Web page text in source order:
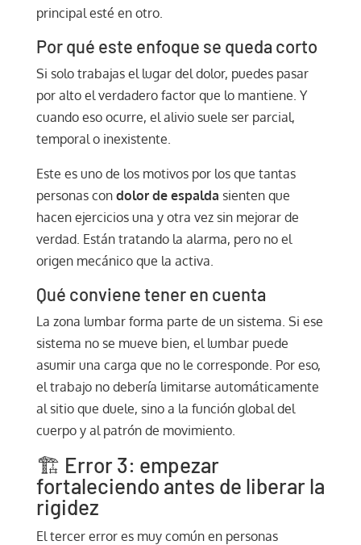
principal esté en otro.
Por qué este enfoque se queda corto
Si solo trabajas el lugar del dolor, puedes pasar
por alto el verdadero factor que lo mantiene. Y
cuando eso ocurre, el alivio suele ser parcial,
temporal o inexistente.
Este es uno de los motivos por los que tantas
personas con dolor de espalda sienten que
hacen ejercicios una y otra vez sin mejorar de
verdad. Están tratando la alarma, pero no el
origen mecánico que la activa.
Qué conviene tener en cuenta
La zona lumbar forma parte de un sistema. Si ese
sistema no se mueve bien, el lumbar puede
asumir una carga que no le corresponde. Por eso,
el trabajo no debería limitarse automáticamente
al sitio que duele, sino a la función global del
cuerpo y al patrón de movimiento.
🏗️ Error 3: empezar
fortaleciendo antes de liberar la
rigidez
El tercer error es muy común en personas